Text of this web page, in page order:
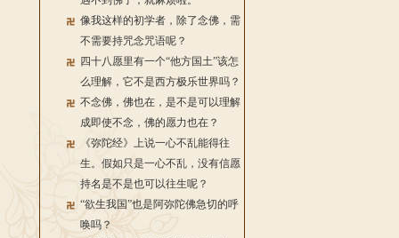
像我这样的初学者，除了念佛，需
不需要持咒念咒语呢？
四十八愿里有一个“他方国土”该怎
么理解，它不是西方极乐世界吗？
不念佛，佛也在，是不是可以理解
成即使不念，佛的愿力也在？
《弥陀经》上说一心不乱能得往
生。假如只是一心不乱，没有信愿
持名是不是也可以往生呢？
“欲生我国”也是阿弥陀佛急切的呼
唤吗？